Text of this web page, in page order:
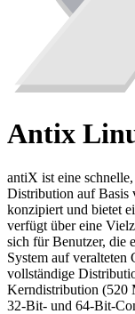
Antix
antiX ist eine
Distribution auf Basis
konzipiert und bietet
verfügt über eine
sich für Benutzer, die
System auf veralteten
vollständige
Kerndistribution (520
32-Bit- und 64-Bit-